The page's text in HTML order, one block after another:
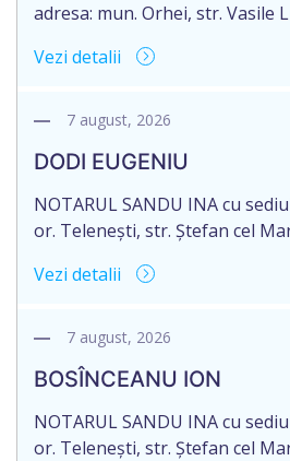
adresa: mun. Orhei, str. Vasile
în urma decesului cet. TULBURI
decedat/ă la 16 mai 2026.
de 16.05.2027 termenul de
acceptarea […]
Vezi detalii
7 august, 2026
DODI EUGENIU
NOTARUL SANDU INA cu
or. Telenești, str. Ștefan cel
succesorale în urma decesului
2003035009604, decedat/ă la
/doisprezece ianuarie anul
șase/. Eliberarea certificatului
[…]
Vezi detalii
7 august, 2026
BOSÎNCEANU ION
NOTARUL SANDU INA cu
or. Telenești, str. Ștefan cel